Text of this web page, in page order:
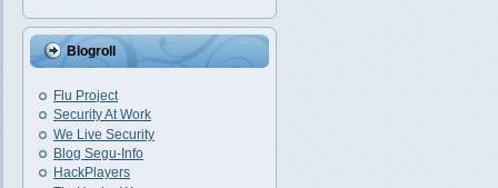
Blogroll
Flu Project
Security At Work
We Live Security
Blog Segu-Info
HackPlayers